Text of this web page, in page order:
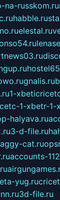
na-russkom.ru
habble.ru
elestal.ru
gnalis.ru
1-
1-xbetr-1-
halyava.ru
3-d-file.ru
cat.ru
accounts-
yug.ru
3d-file.ru